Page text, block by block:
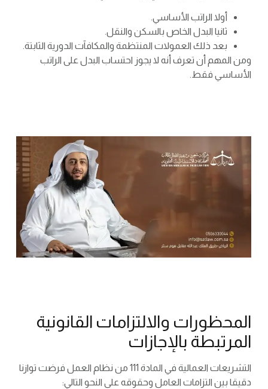
أولا الراتب الأساسي.
ثانيا البدل الخاص بالسكن والنقل.
بعد ذلك العمولات المنتظمة والمكافآت الدورية الثابتة.
ومن المهم أن تعرف أنه لا يجوز احتساب البدل على الراتب
الأساسي فقط.
المحظورات والالتزامات القانونية
المرتبطة بالإجازات
التشريعات العمالية في المادة 111 من نظام العمل فرضت توازنا
دقيقا بين التزامات العامل وحقوقه على النحو التالي: